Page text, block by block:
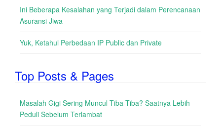
Ini Beberapa Kesalahan yang Terjadi dalam Perencanaan
Asuransi Jiwa
Yuk, Ketahui Perbedaan IP Public dan Private
Top Posts & Pages
Masalah Gigi Sering Muncul Tiba-Tiba? Saatnya Lebih
Peduli Sebelum Terlambat